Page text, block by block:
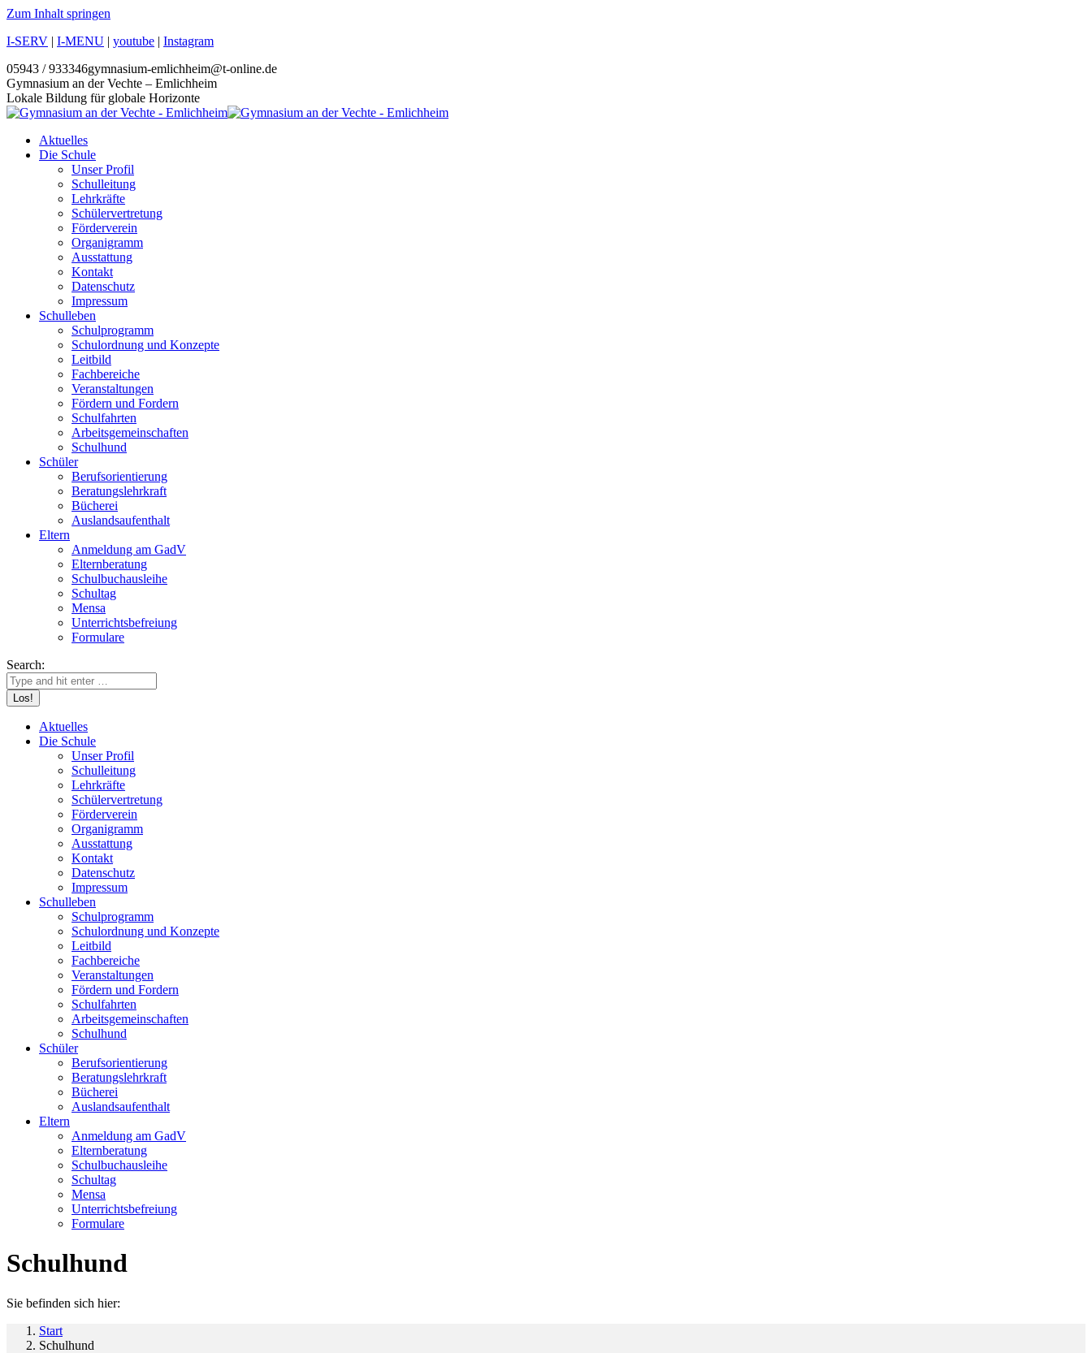
Zum Inhalt springen
I-SERV | I-MENU | youtube | Instagram
05943 / 933346gymnasium-emlichheim@t-online.de
Gymnasium an der Vechte – Emlichheim
Lokale Bildung für globale Horizonte
Aktuelles
Die Schule
Unser Profil
Schulleitung
Lehrkräfte
Schülervertretung
Förderverein
Organigramm
Ausstattung
Kontakt
Datenschutz
Impressum
Schulleben
Schulprogramm
Schulordnung und Konzepte
Leitbild
Fachbereiche
Veranstaltungen
Fördern und Fordern
Schulfahrten
Arbeitsgemeinschaften
Schulhund
Schüler
Berufsorientierung
Beratungslehrkraft
Bücherei
Auslandsaufenthalt
Eltern
Anmeldung am GadV
Elternberatung
Schulbuchausleihe
Schultag
Mensa
Unterrichtsbefreiung
Formulare
Search:
Aktuelles
Die Schule
Unser Profil
Schulleitung
Lehrkräfte
Schülervertretung
Förderverein
Organigramm
Ausstattung
Kontakt
Datenschutz
Impressum
Schulleben
Schulprogramm
Schulordnung und Konzepte
Leitbild
Fachbereiche
Veranstaltungen
Fördern und Fordern
Schulfahrten
Arbeitsgemeinschaften
Schulhund
Schüler
Berufsorientierung
Beratungslehrkraft
Bücherei
Auslandsaufenthalt
Eltern
Anmeldung am GadV
Elternberatung
Schulbuchausleihe
Schultag
Mensa
Unterrichtsbefreiung
Formulare
Schulhund
Sie befinden sich hier:
Start
Schulhund